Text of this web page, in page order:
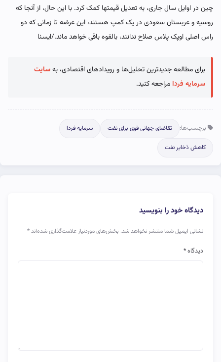
چین در اوایل سال جاری، به تعدیل قیمتها کمک کرد. با این حال، از آنجا که
روسیه و عربستان سعودی در یک کمپ هستند، این عرضه تا زمانی که دو
راس اصلی اوپک پلاس صلاح ندانند، بالقوه باقی خواهد ماند./ایسنا
برای مطالعه جدیدترین تحلیل‌ها و رویدادهای اقتصادی، بهسایت
سرمایه فردا مراجعه کنید.
برچسب‌ها: تقاضای جهانی قوی برای نفت سرمایه فردا
کاهش ذخایر نفت
دیدگاه خود را بنویسید
نشانی ایمیل شما منتشر نخواهد شد. بخش‌های موردنیاز علامت‌گذاری شده‌اند*
دیدگاه*